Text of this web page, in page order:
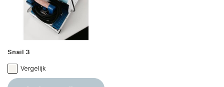
Snail 3
Vergelijk